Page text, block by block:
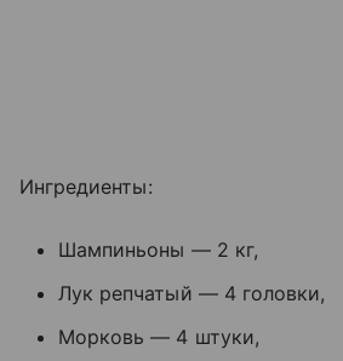
Ингредиенты:
Шампиньоны — 2 кг,
Лук репчатый — 4 головки,
Морковь — 4 штуки,